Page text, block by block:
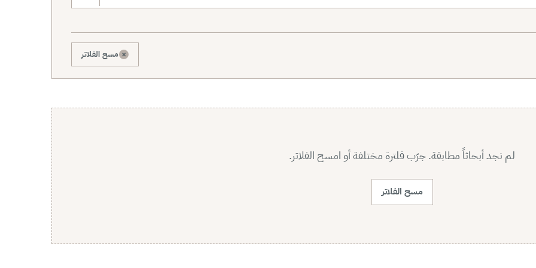
× مسح الفلاتر
لم نجد أبحاثاً مطابقة. جرّب فلترة مختلفة أو امسح الفلاتر.
مسح الفلاتر